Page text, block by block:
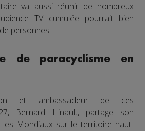
va aussi réunir de nombreux
TV cumulée pourrait bien
personnes.
de paracyclisme en
et ambassadeur de ces
Bernard Hinault, partage son
les Mondiaux sur le territoire haut-